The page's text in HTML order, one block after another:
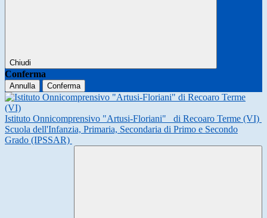
Chiudi
Conferma
Annulla Conferma
Istituto Onnicomprensivo "Artusi-Floriani"
di Recoaro Terme (VI)
Scuola dell'Infanzia, Primaria, Secondaria di Primo e Secondo
Grado (IPSSAR)